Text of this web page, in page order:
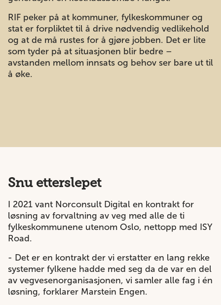
RIF peker på at kommuner, fylkeskommuner og
stat er forpliktet til å drive nødvendig vedlikehold
og at de må rustes for å gjøre jobben. Det er lite
som tyder på at situasjonen blir bedre –
avstanden mellom innsats og behov ser bare ut til
å øke.
Snu etterslepet
I 2021 vant Norconsult Digital en kontrakt for
løsning av forvaltning av veg med alle de ti
fylkeskommunene utenom Oslo, nettopp med ISY
Road.
- Det er en kontrakt der vi erstatter en lang rekke
systemer fylkene hadde med seg da de var en del
av vegvesenorganisasjonen, vi samler alle fag i én
løsning, forklarer Marstein Engen.